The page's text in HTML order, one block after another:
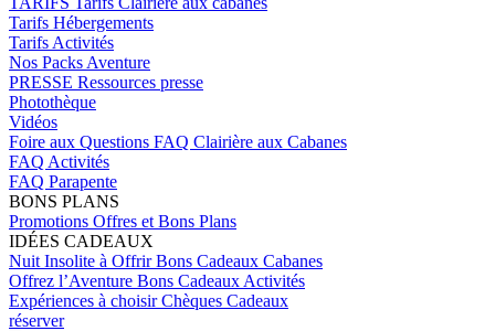
Tarifs Hébergements
Tarifs Activités
Nos Packs Aventure
PRESSE Ressources presse
Photothèque
Vidéos
Foire aux Questions FAQ Clairière aux Cabanes
FAQ Activités
FAQ Parapente
BONS PLANS
Promotions Offres et Bons Plans
IDÉES CADEAUX
Nuit Insolite à OffrirBons Cadeaux Cabanes
Offrez l’Aventure Bons Cadeaux Activités
Expériences à choisirChèques Cadeaux
réserver